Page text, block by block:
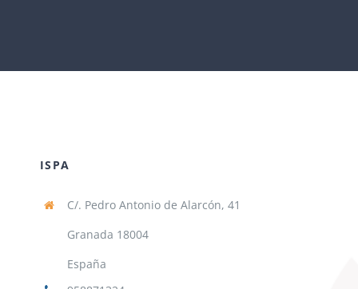
ISPA
C/. Pedro Antonio de Alarcón, 41
Granada 18004
España